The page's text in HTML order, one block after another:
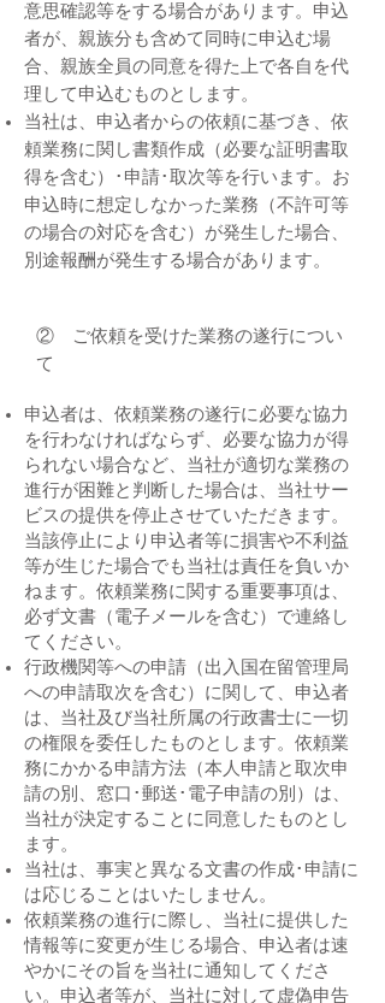
意思確認等をする場合があります。申込
者が、親族分も含めて同時に申込む場
合、親族全員の同意を得た上で各自を代
理して申込むものとします。
当社は、申込者からの依頼に基づき、依
頼業務に関し書類作成（必要な証明書取
得を含む）･申請･取次等を行います。お
申込時に想定しなかった業務（不許可等
の場合の対応を含む）が発生した場合、
別途報酬が発生する場合があります。
② ご依頼を受けた業務の遂行につい
て
申込者は、依頼業務の遂行に必要な協力
を行わなければならず、必要な協力が得
られない場合など、当社が適切な業務の
進行が困難と判断した場合は、当社サー
ビスの提供を停止させていただきます。
当該停止により申込者等に損害や不利益
等が生じた場合でも当社は責任を負いか
ねます。依頼業務に関する重要事項は、
必ず文書（電子メールを含む）で連絡し
てください。
行政機関等への申請（出入国在留管理局
への申請取次を含む）に関して、申込者
は、当社及び当社所属の行政書士に一切
の権限を委任したものとします。依頼業
務にかかる申請方法（本人申請と取次申
請の別、窓口･郵送･電子申請の別）は、
当社が決定することに同意したものとし
ます。
当社は、事実と異なる文書の作成･申請に
は応じることはいたしません。
依頼業務の進行に際し、当社に提供した
情報等に変更が生じる場合、申込者は速
やかにその旨を当社に通知してくださ
い。申込者等が、当社に対して虚偽申告